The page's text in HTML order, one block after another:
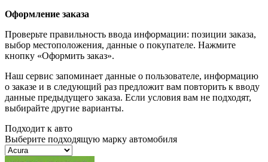
Оформление заказа
Проверьте правильность ввода информации: позиции заказа,
выбор местоположения, данные о покупателе. Нажмите
кнопку «Оформить заказ».
Наш сервис запоминает данные о пользователе, информацию
о заказе и в следующий раз предложит вам повторить к вводу
данные предыдущего заказа. Если условия вам не подходят,
выбирайте другие варианты.
Подходит к авто
Выберите подходящую марку автомобиля